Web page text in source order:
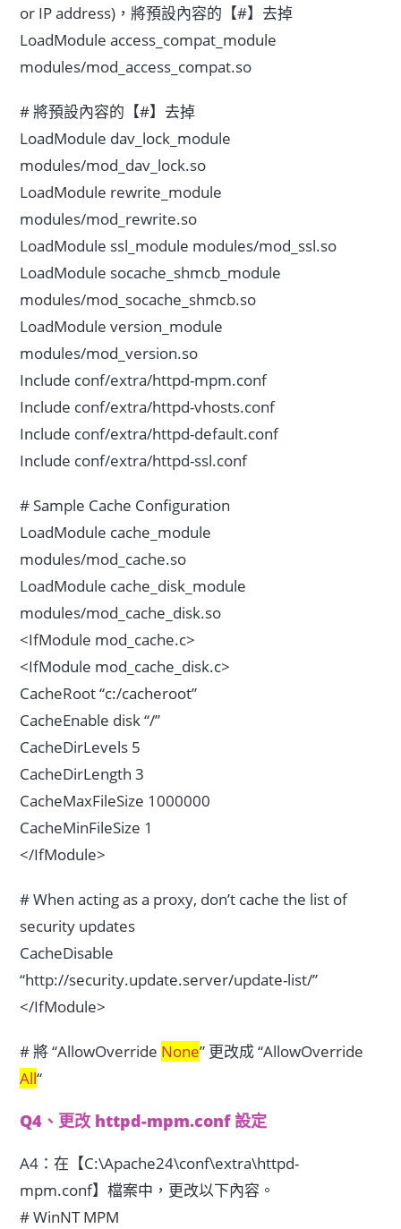
or IP address)，將預設內容的【#】去掉
LoadModule access_compat_module
modules/mod_access_compat.so
# 將預設內容的【#】去掉
LoadModule dav_lock_module
modules/mod_dav_lock.so
LoadModule rewrite_module
modules/mod_rewrite.so
LoadModule ssl_module modules/mod_ssl.so
LoadModule socache_shmcb_module
modules/mod_socache_shmcb.so
LoadModule version_module
modules/mod_version.so
Include conf/extra/httpd-mpm.conf
Include conf/extra/httpd-vhosts.conf
Include conf/extra/httpd-default.conf
Include conf/extra/httpd-ssl.conf
# Sample Cache Configuration
LoadModule cache_module
modules/mod_cache.so
LoadModule cache_disk_module
modules/mod_cache_disk.so
<IfModule mod_cache.c>
<IfModule mod_cache_disk.c>
CacheRoot “c:/cacheroot”
CacheEnable disk “/”
CacheDirLevels 5
CacheDirLength 3
CacheMaxFileSize 1000000
CacheMinFileSize 1
</IfModule>
# When acting as a proxy, don’t cache the list of
security updates
CacheDisable
“http://security.update.server/update-list/”
</IfModule>
# 將 “AllowOverride None” 更改成 “AllowOverride
All“
Q4、更改 httpd-mpm.conf 設定
A4：在【C:\Apache24\conf\extra\httpd-
mpm.conf】檔案中，更改以下內容。
# WinNT MPM